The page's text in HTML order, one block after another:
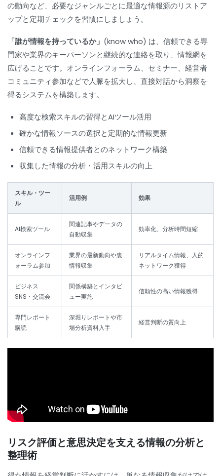
の動向など、必要なジャンルごとに最適な情報源のリストア
ップと定期チェックを習慣にしましょう。
「誰が情報を持っているか」(know who) は、信頼できる専
門家や業界のキーパーソンと継続的な連絡を取り、情報網を
広げることです。オンラインフォーラム、セミナー、経営者
コミュニティ参加などで人脈を拡大し、直接対話から洞察を
得るシステムを構築します。
高度な検索スキルの習得とAIツール活用
確かな情報ソースの選択と定期的な情報更新
信頼できる情報提供者とのネットワーク構築
収集した情報の分析・活用スキルの向上
スキル・ツー
ル
活用例 効果
AI検索ツール
関連記事やデータの
自動収集
効率化、分析時間短縮
オンラインフ
ォーラム参加
業界の最新動向や裏
情報収集
リアルタイム情報、人的
ネットワーク獲得
ビジネス
SNS・交流会
関係構築とインタビ
ュー実施
信頼性の高い情報獲得
専門レポート
購読
深堀りレポートや市
場分析資料入手
経営判断の質向上
リスク評価と意思決定を支える情報の分析と
整理術